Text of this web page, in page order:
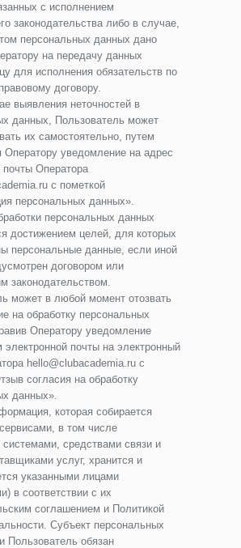
с исполнением
законодательства либо в случае,
персональных данных дано
на передачу данных
для исполнения обязательств по
договору.
выявления неточностей в
данных, Пользователь может
их самостоятельно, путем
Оператору уведомление на адрес
почты Оператора
с пометкой
персональных данных».
персональных данных
достижением целей, для которых
персональные данные, если иной
договором или
законодательством.
может в любой момент отозвать
на обработку персональных
Оператору уведомление
электронной почты на электронный
hello@clubacademia.ru с
согласия на обработку
данных».
которая собирается
в том числе
средствами связи и
услуг, хранится и
указанными лицами
в соответствии с их
соглашением и Политикой
Субъект персональных
Пользователь обязан